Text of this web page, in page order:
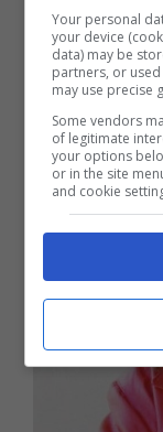
Your personal
your device
data) may be
partners, or
may use precise
Some vendors
of legitimate
your options
or in the site
and cookie